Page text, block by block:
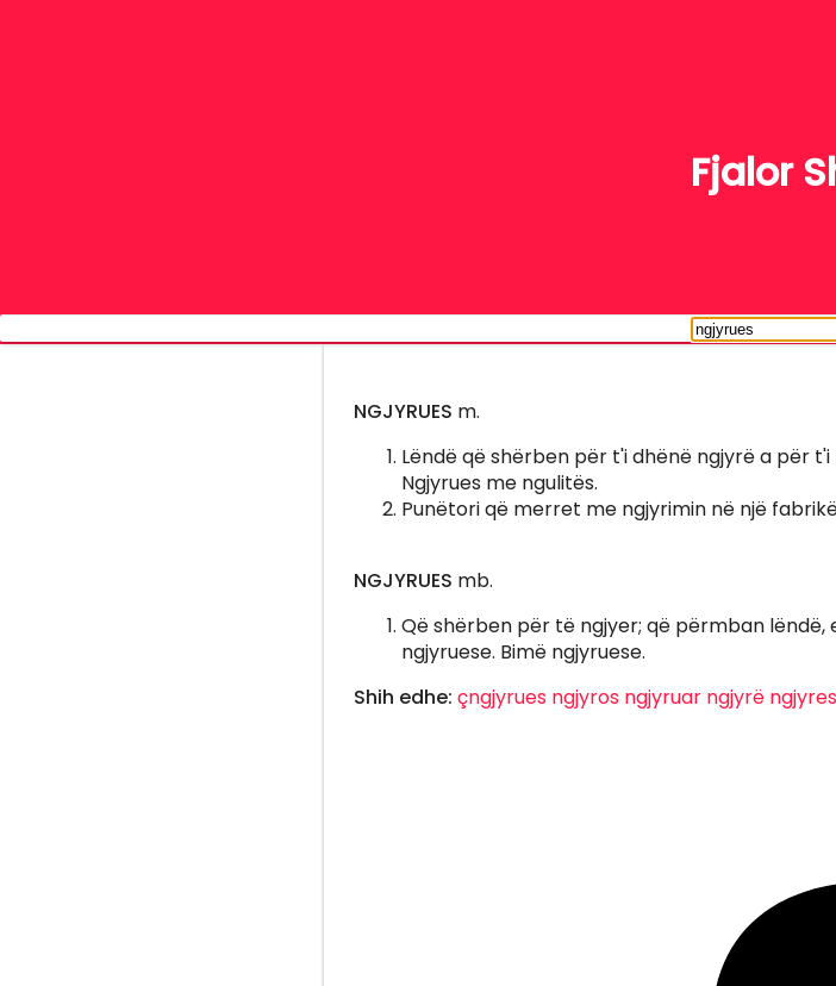
Fjalor
NGJYRUES m.
Lëndë që shërben për t'i dhënë ngjyrë a për
Ngjyrues me ngulitës.
Punëtori që merret me ngjyrimin në një
NGJYRUES mb.
Që shërben për të ngjyer; që përmban lëndë,
ngjyruese. Bimë ngjyruese.
Shih edhe: çngjyrues ngjyros ngjyruar ngjyrë